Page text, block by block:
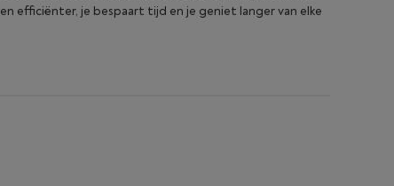
efficiënter, je bespaart tijd en je geniet langer van elke